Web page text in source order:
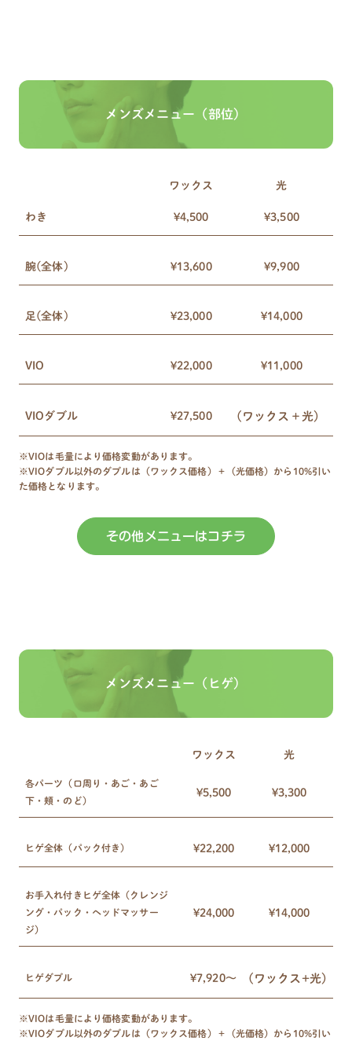
メンズメニュー（部位）
ワックス 光
わき ¥4,500 ¥3,500
腕(全体) ¥13,600 ¥9,900
足(全体) ¥23,000 ¥14,000
VIO ¥22,000 ¥11,000
VIOダブル ¥27,500 (ワックス＋光)
※VIOは毛量により価格変動があります。
※VIOダブル以外のダブルは（ワックス価格）＋（光価格）から10%引い
た価格となります。
その他メニューはコチラ
メンズメニュー（ヒゲ）
ワックス 光
各パーツ（口周り・あご・あご
下・頬・のど）
¥5,500 ¥3,300
ヒゲ全体（パック付き） ¥22,200 ¥12,000
お手入れ付きヒゲ全体（クレンジ
ング・パック・ヘッドマッサー
ジ）
¥24,000 ¥14,000
ヒゲダブル ¥7,920〜 (ワックス+光)
※VIOは毛量により価格変動があります。
※VIOダブル以外のダブルは（ワックス価格）＋（光価格）から10%引い